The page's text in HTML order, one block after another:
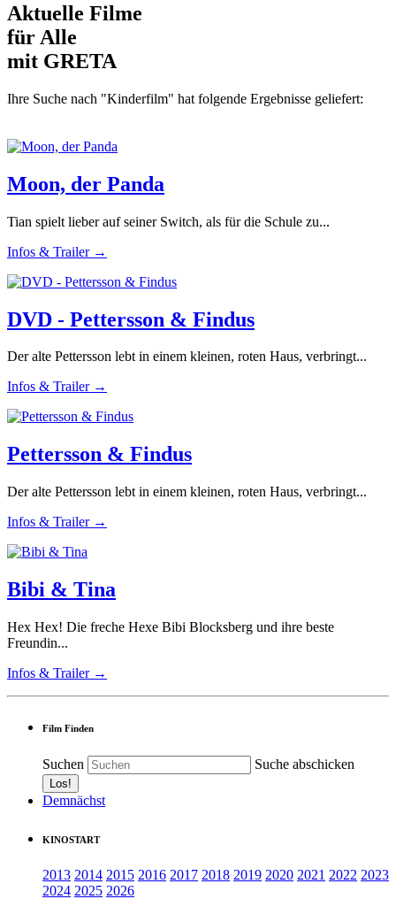
Aktuelle Filme
für Alle
mit GRETA
Ihre Suche nach "Kinderfilm" hat folgende Ergebnisse geliefert:
Moon, der Panda
Tian spielt lieber auf seiner Switch, als für die Schule zu...
Infos & Trailer →
DVD - Pettersson & Findus
Der alte Pettersson lebt in einem kleinen, roten Haus, verbringt...
Infos & Trailer →
Pettersson & Findus
Der alte Pettersson lebt in einem kleinen, roten Haus, verbringt...
Infos & Trailer →
Bibi & Tina
Hex Hex! Die freche Hexe Bibi Blocksberg und ihre beste
Freundin...
Infos & Trailer →
Film Finden
Suchen Suche abschicken
Demnächst
KINOSTART
2013 2014 2015 2016 2017 2018 2019 2020 2021 2022 2023
2024 2025 2026